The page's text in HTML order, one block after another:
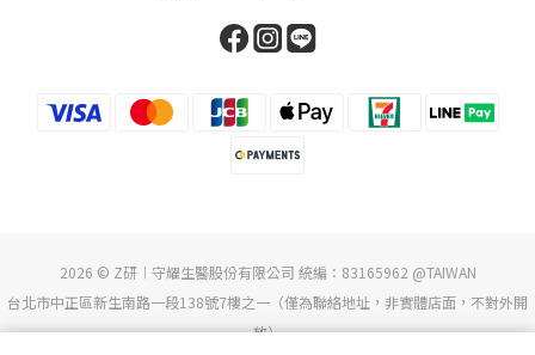
2026 © Z研︱守耀生醫股份有限公司 統編：83165962 @TAIWAN
台北市中正區新生南路一段138號7樓之一（僅為聯絡地址，非實體店面，不對外開
放）